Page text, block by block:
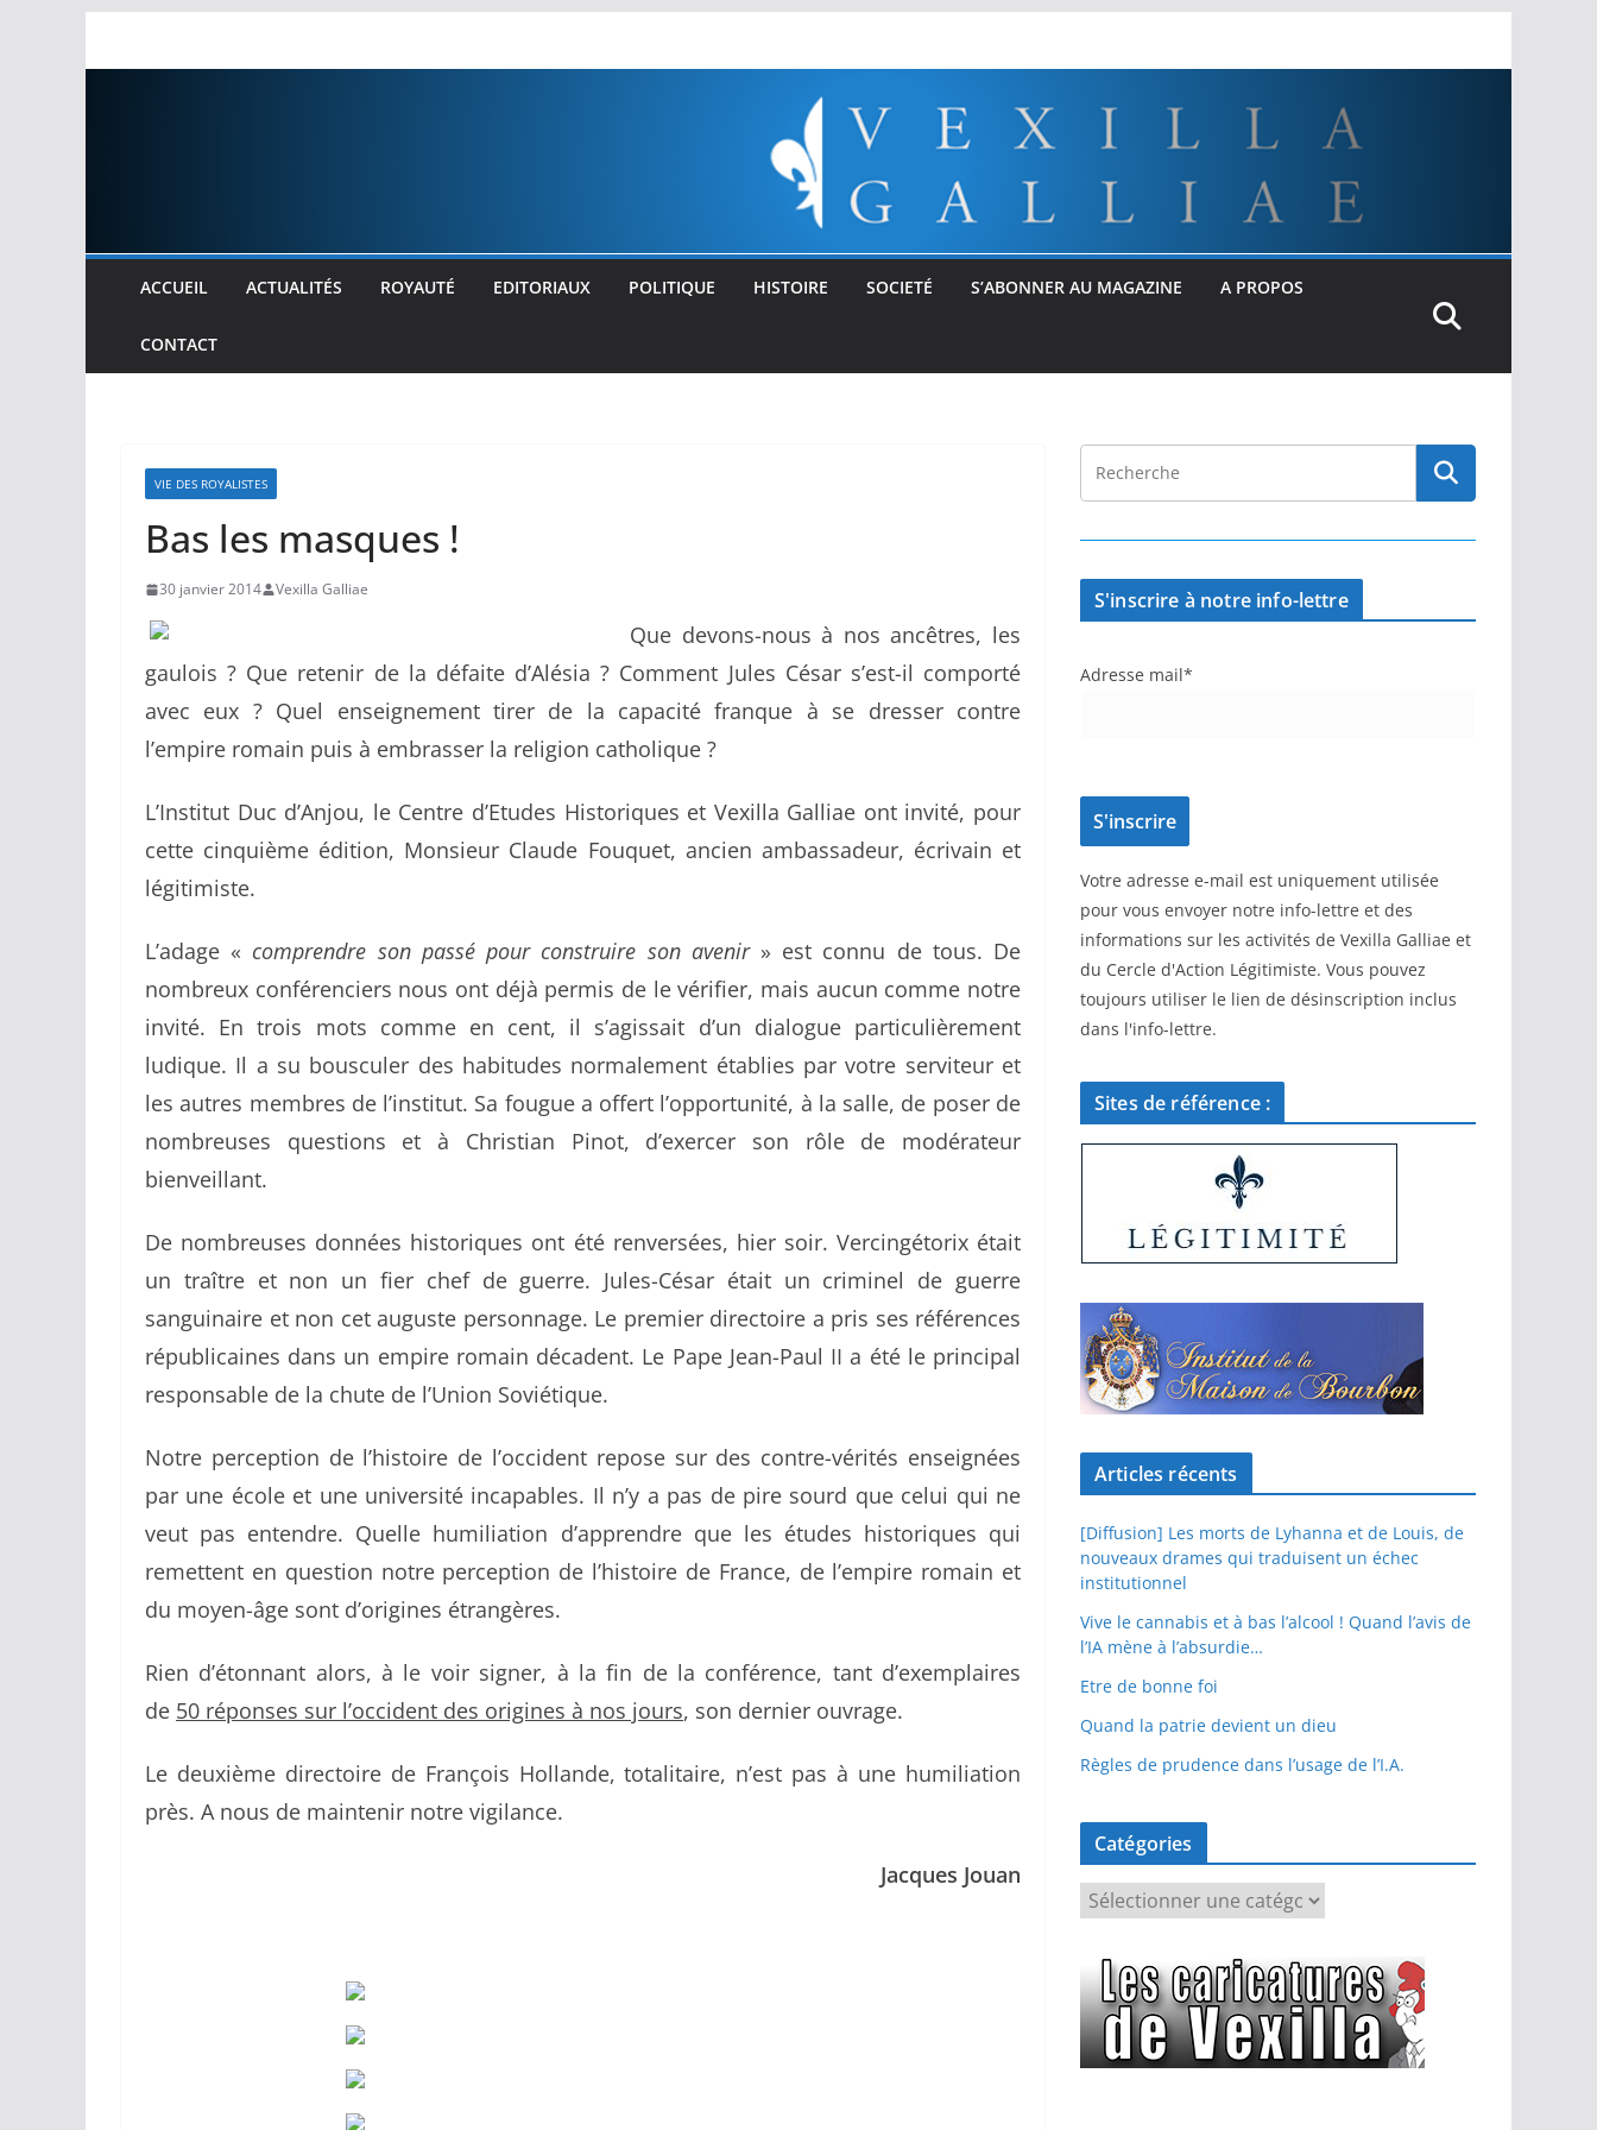
ACCUEIL ACTUALITÉS ROYAUTÉ EDITORIAUX POLITIQUE HISTOIRE SOCIETÉ S’ABONNER AU MAGAZINE A PROPOS
CONTACT
VIE DES ROYALISTES
Bas les masques !
30 janvier 2014 Vexilla Galliae
Que devons-nous à nos ancêtres, les
gaulois ? Que retenir de la défaite d’Alésia ? Comment Jules César s’est-il comporté
avec eux ? Quel enseignement tirer de la capacité franque à se dresser contre
l’empire romain puis à embrasser la religion catholique ?
L’Institut Duc d’Anjou, le Centre d’Etudes Historiques et Vexilla Galliae ont invité, pour
cette cinquième édition, Monsieur Claude Fouquet, ancien ambassadeur, écrivain et
légitimiste.
L’adage « comprendre son passé pour construire son avenir » est connu de tous. De
nombreux conférenciers nous ont déjà permis de le vérifier, mais aucun comme notre
invité. En trois mots comme en cent, il s’agissait d’un dialogue particulièrement
ludique. Il a su bousculer des habitudes normalement établies par votre serviteur et
les autres membres de l’institut. Sa fougue a offert l’opportunité, à la salle, de poser de
nombreuses questions et à Christian Pinot, d’exercer son rôle de modérateur
bienveillant.
De nombreuses données historiques ont été renversées, hier soir. Vercingétorix était
un traître et non un fier chef de guerre. Jules-César était un criminel de guerre
sanguinaire et non cet auguste personnage. Le premier directoire a pris ses références
républicaines dans un empire romain décadent. Le Pape Jean-Paul II a été le principal
responsable de la chute de l’Union Soviétique.
Notre perception de l’histoire de l’occident repose sur des contre-vérités enseignées
par une école et une université incapables. Il n’y a pas de pire sourd que celui qui ne
veut pas entendre. Quelle humiliation d’apprendre que les études historiques qui
remettent en question notre perception de l’histoire de France, de l’empire romain et
du moyen-âge sont d’origines étrangères.
Rien d’étonnant alors, à le voir signer, à la fin de la conférence, tant d’exemplaires
de 50 réponses sur l’occident des origines à nos jours, son dernier ouvrage.
Le deuxième directoire de François Hollande, totalitaire, n’est pas à une humiliation
près. A nous de maintenir notre vigilance.
Jacques Jouan
S'inscrire à notre info-lettre
Adresse mail*
Votre adresse e-mail est uniquement utilisée
pour vous envoyer notre info-lettre et des
informations sur les activités de Vexilla Galliae et
du Cercle d'Action Légitimiste. Vous pouvez
toujours utiliser le lien de désinscription inclus
dans l'info-lettre.
Sites de référence :
Articles récents
[Diffusion] Les morts de Lyhanna et de Louis, de
nouveaux drames qui traduisent un échec
institutionnel
Vive le cannabis et à bas l’alcool ! Quand l’avis de
l’IA mène à l’absurdie…
Etre de bonne foi
Quand la patrie devient un dieu
Règles de prudence dans l’usage de l’I.A.
Catégories
é
g
o
r